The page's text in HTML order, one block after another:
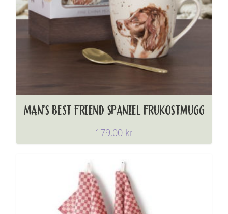
MAN’S BEST FRIEND SPANIEL FRUKOSTMUGG
179,00 kr